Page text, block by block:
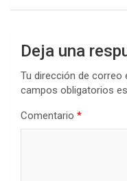
Deja una
Tu dirección de correo
campos obligatorios
Comentario *